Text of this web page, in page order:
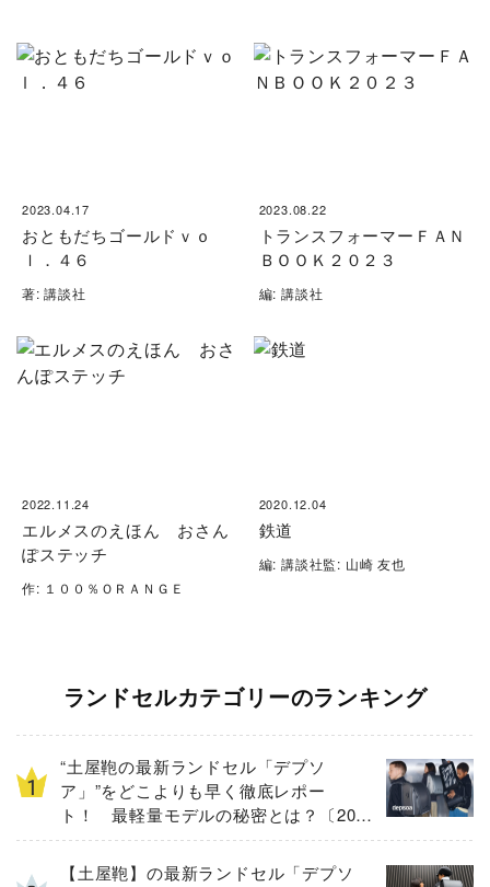
2023.04.17
おともだちゴールドｖｏ
ｌ．４６
著: 講談社
2023.08.22
トランスフォーマーＦＡＮ
ＢＯＯＫ２０２３
編: 講談社
2022.11.24
エルメスのえほん おさん
ぽステッチ
作: １００％ＯＲＡＮＧＥ
2020.12.04
鉄道
編: 講談社監: 山崎 友也
ランドセルカテゴリーのランキング
“土屋鞄の最新ランドセル「デプソ
ア」”をどこよりも早く徹底レポー
ト！ 最軽量モデルの秘密とは？〔2027
年度入学モデル〕
【土屋鞄】の最新ランドセル「デプソ